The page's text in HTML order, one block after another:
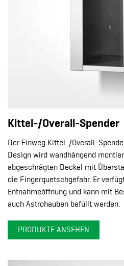
Kittel-/Overall-Spender
Der Einweg Kittel-/Overall-
Design wird wandhängend
abgeschrägten Deckel mit
die Fingerquetschgefahr. Er
Entnahmeöffnung und kann mit
auch Astrohauben befüllt werden.
PRODUKTE ANSEHEN